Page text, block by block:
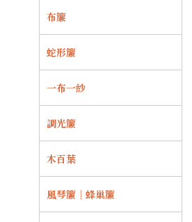
布簾
蛇形簾
一布一紗
調光簾
木百葉
風琴簾｜蜂巢簾